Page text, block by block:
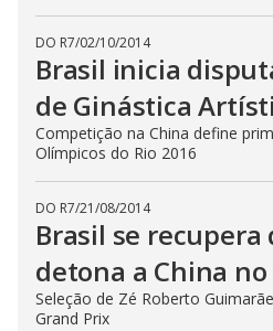
DO R7/02/10/2014
Brasil inicia
de Ginástica
Competição na China define
Olímpicos do Rio 2016
DO R7/21/08/2014
Brasil se recupera
detona a China
Seleção de Zé Roberto
Grand Prix